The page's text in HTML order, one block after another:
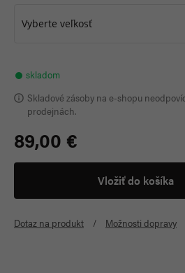
Vyberte veľkosť
skladom
Skladové zásoby na e-shopu
prodejnách.
89,00 €
Vložiť do košíka
Dotaz na produkt Možnosti dopravy